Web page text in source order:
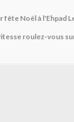
fête Noël à l'Ehpad
roulez-vous